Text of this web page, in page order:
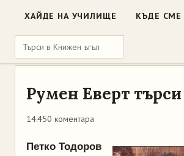
ХАЙДЕ НА УЧИЛИЩЕ КЪДЕ СМЕ
Румен Еверт
14:450 коментара
Петко Тодоров